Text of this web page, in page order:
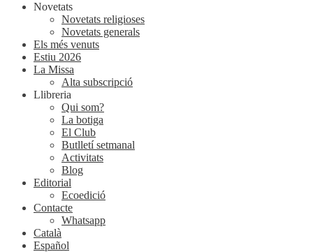
Novetats
Novetats religioses
Novetats generals
Els més venuts
Estiu 2026
La Missa
Alta subscripció
Llibreria
Qui som?
La botiga
El Club
Butlletí setmanal
Activitats
Blog
Editorial
Ecoedició
Contacte
Whatsapp
Català
Español